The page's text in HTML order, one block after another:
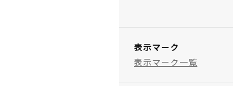
表示マーク
表示マーク一覧